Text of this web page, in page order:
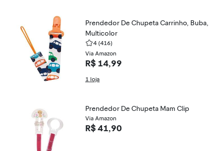
Prendedor De Chupeta Carrinho, Buba,
Multicolor
4 (416)
Via Amazon
R$ 14,99
1 loja
Prendedor De Chupeta Mam Clip
Via Amazon
R$ 41,90